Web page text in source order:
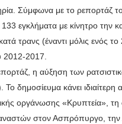
Σύμφωνα με το ρεπορτάζ
εγκλήματα με κίνητρο την
τρανς (έναντι μόλις ενός το
2012-2017.
η αύξηση των
δημοσίευμα κάνει ιδιαίτερη
οργάνωσης «Κρυπτεία»,
στον Ασπρόπυργο, την